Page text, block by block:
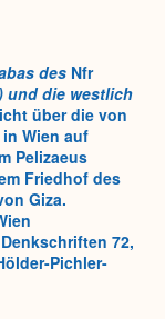
des Nfr
und die westlich
über die von
Wien auf
Pelizaeus
Friedhof des
Giza.
72,
Pichler-